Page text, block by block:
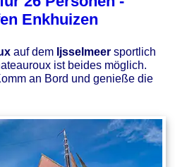
Enkhuizen
auf dem Ijsselmeersportlich
ist beides möglich.
an Bord und genieße die